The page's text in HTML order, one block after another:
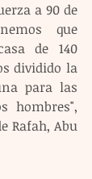
a 90 de
que
de 140
dividido la
para las
hombres",
Rafah, Abu